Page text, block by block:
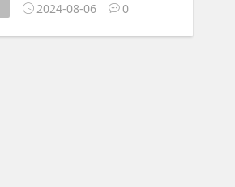
2024-08-06
0